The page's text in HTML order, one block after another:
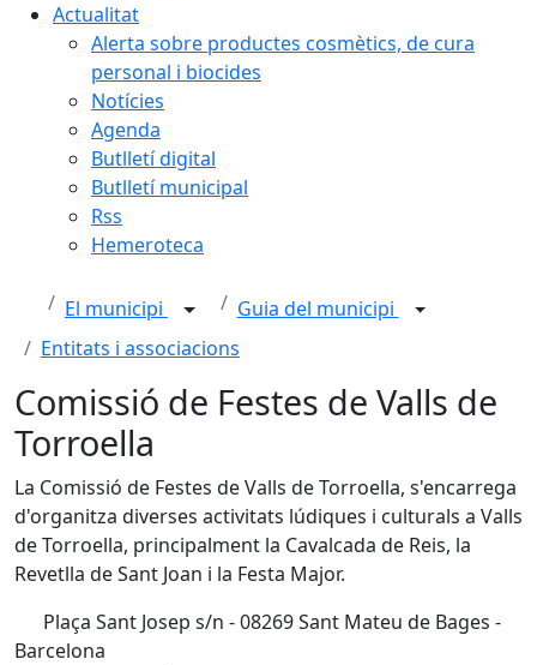
Actualitat
Alerta sobre productes cosmètics, de cura
personal i biocides
Notícies
Agenda
Butlletí digital
Butlletí municipal
Rss
Hemeroteca
El municipi
Guia del municipi
Entitats i associacions
Comissió de Festes de Valls de
Torroella
La Comissió de Festes de Valls de Torroella, s'encarrega
d'organitza diverses activitats lúdiques i culturals a Valls
de Torroella, principalment la Cavalcada de Reis, la
Revetlla de Sant Joan i la Festa Major.
Plaça Sant Josep s/n - 08269 Sant Mateu de Bages -
Barcelona